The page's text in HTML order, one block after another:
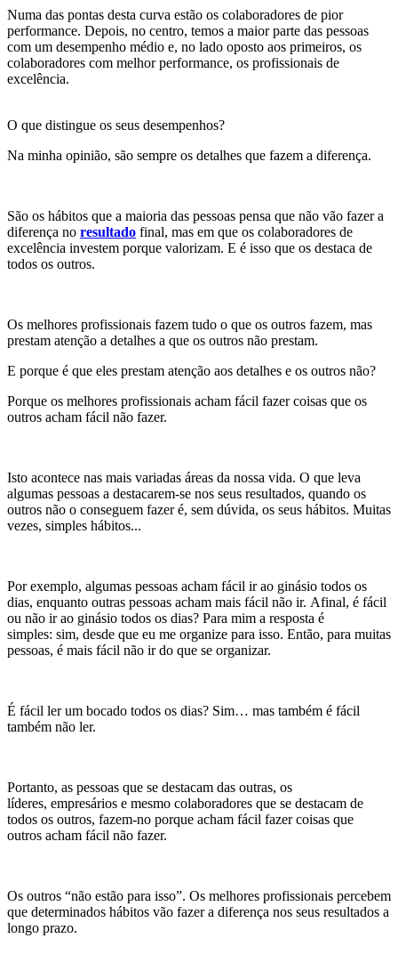
Numa das pontas desta curva estão os colaboradores de pior
performance. Depois, no centro, temos a maior parte das pessoas
com um desempenho médio e, no lado oposto aos primeiros, os
colaboradores com melhor performance, os profissionais de
excelência.
O que distingue os seus desempenhos?
Na minha opinião, são sempre os detalhes que fazem a diferença.
São os hábitos que a maioria das pessoas pensa que não vão fazer a
diferença no resultado final, mas em que os colaboradores de
excelência investem porque valorizam. E é isso que os destaca de
todos os outros.
Os melhores profissionais fazem tudo o que os outros fazem, mas
prestam atenção a detalhes a que os outros não prestam.
E porque é que eles prestam atenção aos detalhes e os outros não?
Porque os melhores profissionais acham fácil fazer coisas que os
outros acham fácil não fazer.
Isto acontece nas mais variadas áreas da nossa vida. O que leva
algumas pessoas a destacarem-se nos seus resultados, quando os
outros não o conseguem fazer é, sem dúvida, os seus hábitos. Muitas
vezes, simples hábitos...
Por exemplo, algumas pessoas acham fácil ir ao ginásio todos os
dias, enquanto outras pessoas acham mais fácil não ir. Afinal, é fácil
ou não ir ao ginásio todos os dias? Para mim a resposta é
simples: sim, desde que eu me organize para isso. Então, para muitas
pessoas, é mais fácil não ir do que se organizar.
É fácil ler um bocado todos os dias? Sim… mas também é fácil
também não ler.
Portanto, as pessoas que se destacam das outras, os
líderes, empresários e mesmo colaboradores que se destacam de
todos os outros, fazem-no porque acham fácil fazer coisas que
outros acham fácil não fazer.
Os outros “não estão para isso”. Os melhores profissionais percebem
que determinados hábitos vão fazer a diferença nos seus resultados a
longo prazo.